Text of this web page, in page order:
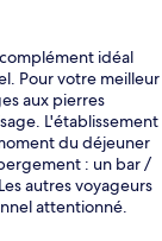
idéal
Pour votre meilleur
aux pierres
L'établissement
du déjeuner
: un bar /
autres voyageurs
attentionné.